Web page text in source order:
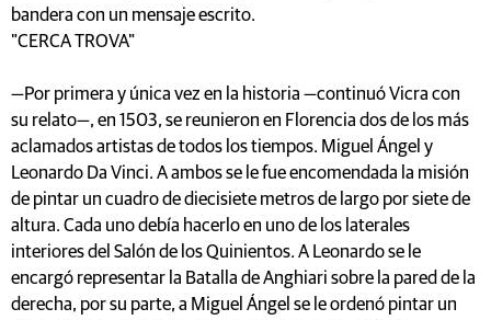
bandera con un mensaje escrito.
"CERCA TROVA"
—Por primera y única vez en la historia —continuó Vicra con
su relato—, en 1503, se reunieron en Florencia dos de los más
aclamados artistas de todos los tiempos. Miguel Ángel y
Leonardo Da Vinci. A ambos se le fue encomendada la misión
de pintar un cuadro de diecisiete metros de largo por siete de
altura. Cada uno debía hacerlo en uno de los laterales
interiores del Salón de los Quinientos. A Leonardo se le
encargó representar la Batalla de Anghiari sobre la pared de la
derecha, por su parte, a Miguel Ángel se le ordenó pintar un